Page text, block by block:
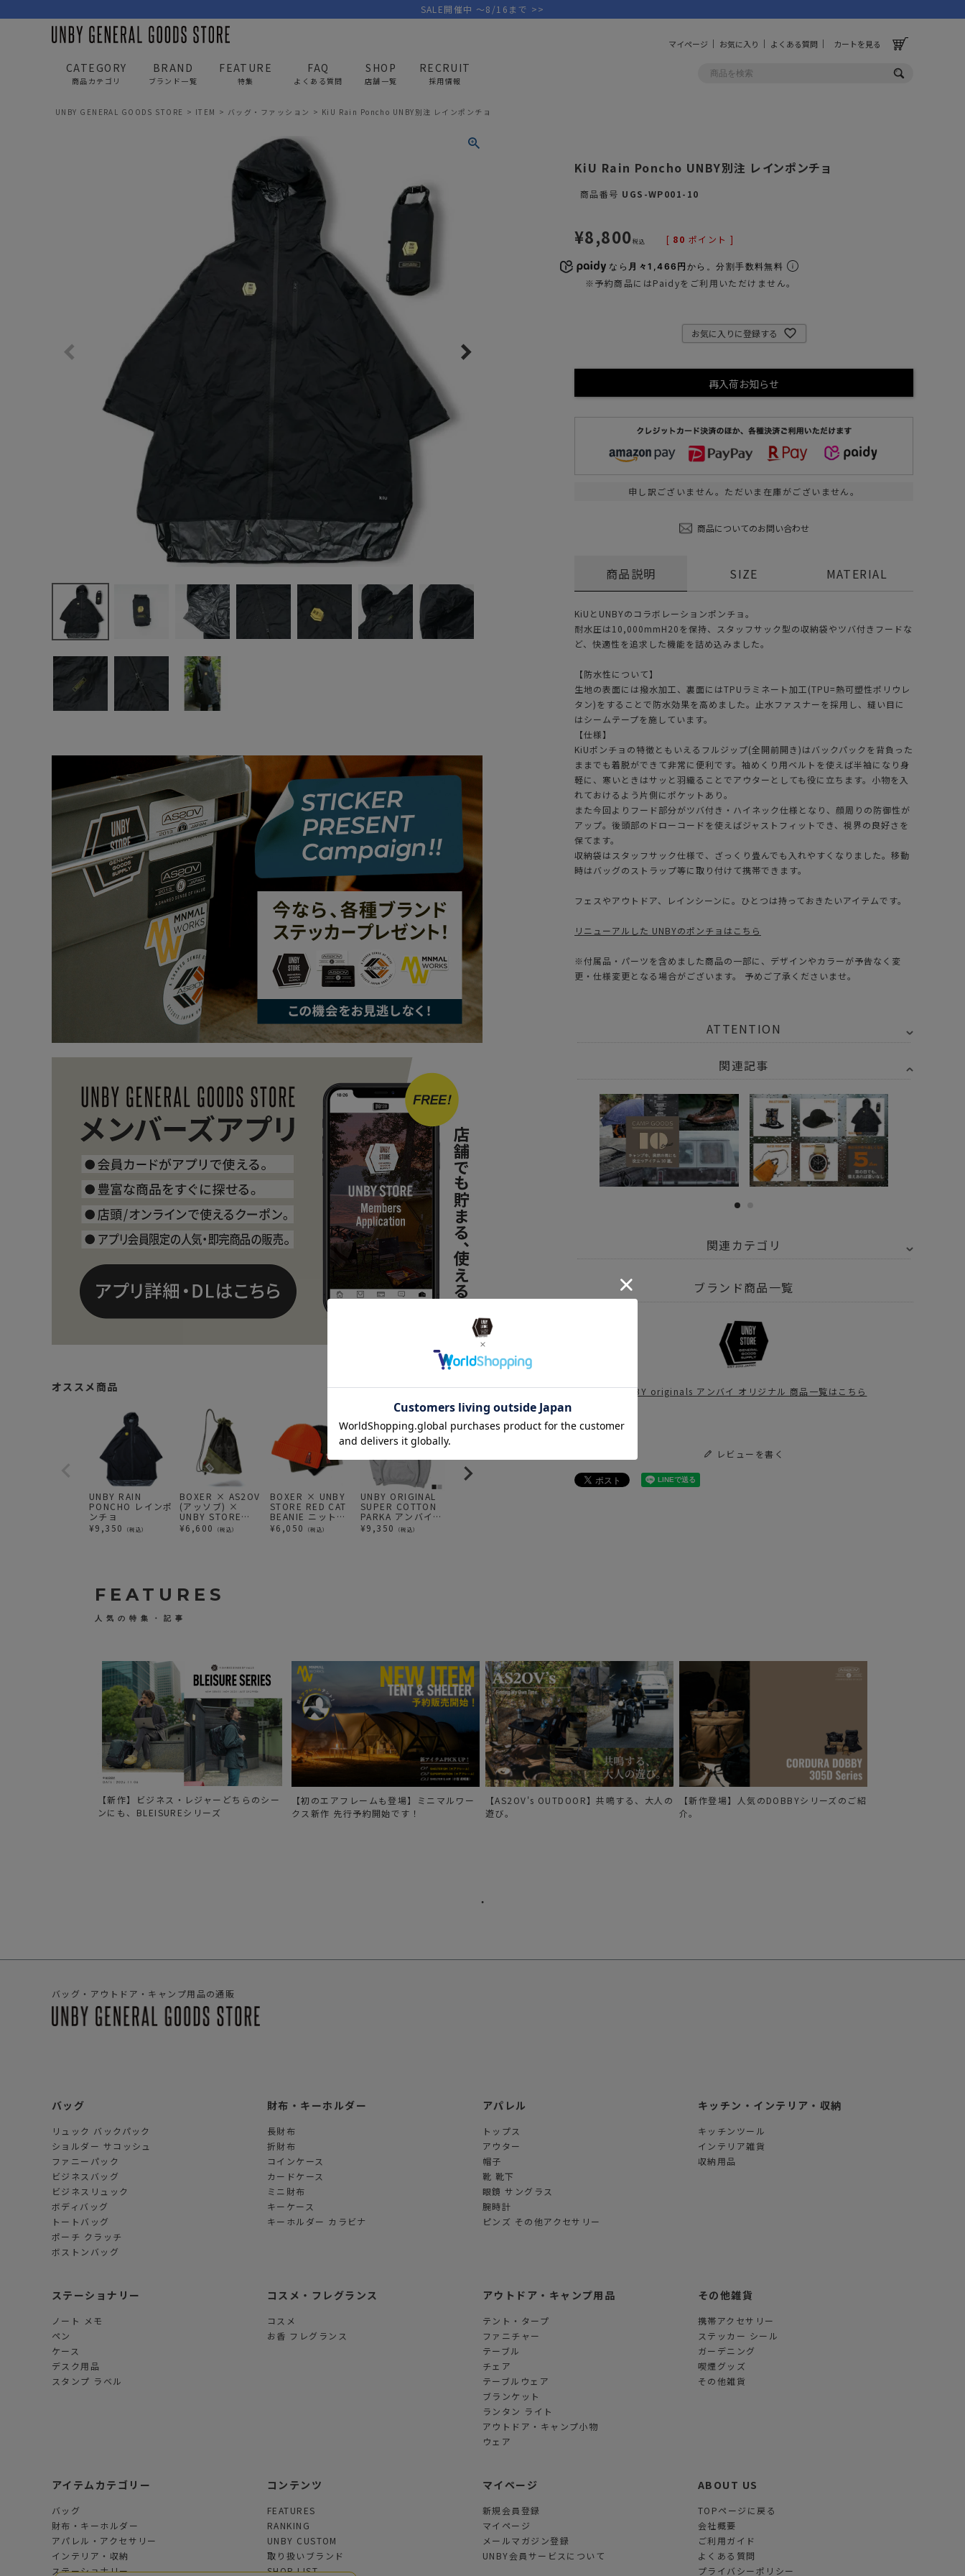
CATEGORY
商品カテゴリ
トートバッグ/ボストン
APPAREL
アパレル
トップス
キャップ/帽子
テント/タープ
ファニチャー
寝具
フィールドギア
クーラーボックス
コンテナ/収納
ステッカー
ゴルフ
バッグ/ポーチ
クラブケース
ウェア/アパレル
その他
キッチンツール
インテリア
ステーショナリー
スマホアクセ
食品/調味料
その他/ホビー
BRAND
ブランド一覧
PICK UP BRAND
AS2OV GOLF
FEATURE
特集
FAQ
よくある質問
SHOP
店舗一覧
RECRUIT
採用情報
マイページ お気に入り よくある質問 カートを見る
SALE開催中 ～8/16まで >>
UNBY GENERAL GOODS STORE ITEM バッグ・ファッション KiU Rain Poncho UNBY別注 レインポンチョ
オススメ商品
UNBY RAIN
PONCHO レインポ
ンチョ
¥9,350 （税込）
BOXER × AS2OV
(アッソブ) ×
UNBY STORE
RED CAT SHOE
BAG / シューズケ
¥6,600 （税込）
BOXER × UNBY
STORE RED CAT
BEANIE ニットキ
ャップ
¥6,050 （税込）
UNBY ORIGINAL
SUPER COTTON
PARKA アンバイ
アンバイストア パ
ーカー フーディー
¥9,350 （税込）
KiU Rain Poncho UNBY別注 レインポンチョ
商品番号 UGS-WP001-10
¥8,800税込 [ 80 ポイント ]
なら 月々1,466円 から。分割手数料無料
※予約商品にはPaidyをご利用いただけません。
お気に入りに登録する
再入荷お知らせ
申し訳ございません。ただいま在庫がございません。
商品についてのお問い合わせ
商品説明
KiUとUNBYのコラボレーションポンチョ。
耐水圧は10,000mmH20を保持、スタッフサック型の収納袋やツバ付きフードな
ど、快適性を追求した機能を詰め込みました。
【防水性について】
生地の表面には撥水加工、裏面にはTPUラミネート加工(TPU=熱可塑性ポリウレ
タン)をすることで防水効果を高めました。止水ファスナーを採用し、縫い目に
はシームテープを施しています。
【仕様】
KiUポンチョの特徴ともいえるフルジップ(全開前開き)はバックパックを背負った
ままでも着脱ができて非常に便利です。袖めくり用ベルトを使えば半袖になり身
軽に、寒いときはサッと羽織ることでアウターとしても役に立ちます。小物を入
れておけるよう片側にポケットあり。
また今回よりフード部分がツバ付き・ハイネック仕様となり、顔周りの防御性が
アップ。後頭部のドローコードを使えばジャストフィットでき、視界の良好さを
保てます。
収納袋はスタッフサック仕様で、ざっくり畳んでも入れやすくなりました。移動
時はバッグのストラップ等に取り付けて携帯できます。
フェスやアウトドア、レインシーンに。ひとつは持っておきたいアイテムです。
リニューアルした UNBYのポンチョはこちら
※付属品・パーツを含めました商品の一部に、デザインやカラーが予告なく変
更・仕様変更となる場合がございます。 予めご了承くださいませ。
SIZE MATERIAL
ATTENTION
関連記事
関連カテゴリ
アウトドア・キャンプ用品 その他
UNBY originals - アンバイ オリジナル
UNBYスタッフの大解剖第6弾！
news 梅雨入り間近！雨の日が待ち遠しくなる雑貨たち。
雨でも活躍するキャンプギア！
news 今すぐ欲しい！秋キャンプで使えるおしゃれアパレル5選！
ブランド商品一覧
UNBY originals アンバイ オリジナル 商品一覧はこちら
レビューを書く
FEATURES
人気の特集・記事
【新作】ビジネス・レジャーどちらのシー
ンにも、BLEISUREシリーズ
【初のエアフレームも登場】ミニマルワー
クス新作 先行予約開始です！
【AS2OV's OUTDOOR】共鳴する、大人の
遊び。
【新作登場】人気のDOBBYシリーズのご紹
介。
バッグ・アウトドア・キャンプ用品の通販
バッグ
リュック バックパック
ショルダー サコッシュ
ファニーパック
ビジネスバッグ
ビジネスリュック
ボディバッグ
トートバッグ
ポーチ クラッチ
ボストンバッグ
財布・キーホルダー
長財布
折財布
コインケース
カードケース
ミニ財布
キーケース
キーホルダー カラビナ
アパレル
トップス
アウター
帽子
靴 靴下
眼鏡 サングラス
腕時計
ピンズ その他アクセサリー
キッチン・インテリア・収納
キッチンツール
インテリア雑貨
収納用品
ステーショナリー
ノート メモ
ペン
ケース
デスク用品
スタンプ ラベル
コスメ・フレグランス
コスメ
お香 フレグランス
アウトドア・キャンプ用品
テント・タープ
ファニチャー
テーブル
チェア
テーブルウェア
ブランケット
ランタン ライト
アウトドア・キャンプ小物
ウェア
その他雑貨
携帯アクセサリー
ステッカー シール
ガーデニング
喫煙グッズ
その他雑貨
アイテムカテゴリー
バッグ
財布・キーホルダー
アパレル・アクセサリー
インテリア・収納
ステーショナリー
コンテンツ
FEATURES
RANKING
UNBY CUSTOM
取り扱いブランド
SHOP LIST
マイページ
新規会員登録
マイページ
メールマガジン登録
UNBY会員サービスについて
ABOUT US
TOPページに戻る
会社概要
ご利用ガイド
よくある質問
プライバシーポリシー